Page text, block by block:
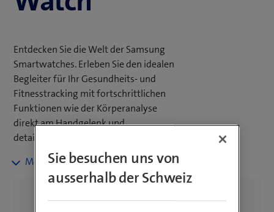
Entdecken Sie die Welt der Samsung
Smartwatches. Erleben Sie den idealen
Begleiter für Ihr Gesundheits- und
Fitnesstracking mit fortschrittlichen
Funktionen wie der Körperanalyse
direkt am Handgelenk und
detaillierten Einblicken in Ihren Schlaf.
Geniessen Sie ein brillantes Display
und elegante Designs. Finden Sie die
Sie besuchen uns von
ausserhalb der Schweiz